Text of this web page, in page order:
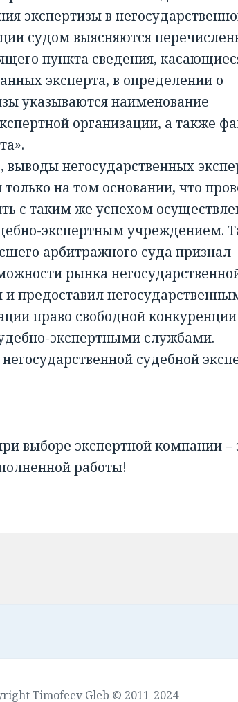
экспертизы в
судом выясняются
пункта сведения,
эксперта, в определении о
указываются наименование
организации, а также
негосударственных
на том основании, что
с таким же успехом
экспертным учреждением.
арбитражного суда признал
рынка
и предоставил
право свободной конкуренции
экспертными службами.
судебной
выборе экспертной компании –
работы!
Timofeev Gleb © 2011-2024